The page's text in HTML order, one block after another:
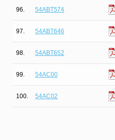
96. 54ABT574
97. 54ABT646
98. 54ABT652
99. 54AC00
100. 54AC02